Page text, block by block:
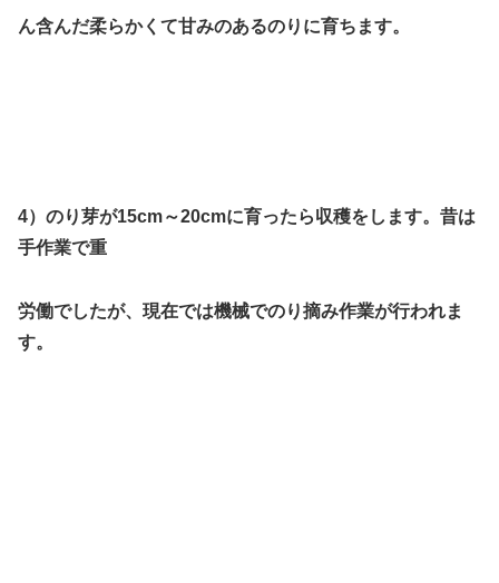
ん含んだ柔らかくて甘みのあるのりに育ちます。
4）のり芽が15cm～20cmに育ったら収穫をします。昔は
手作業で重
労働でしたが、現在では機械でのり摘み作業が行われま
す。